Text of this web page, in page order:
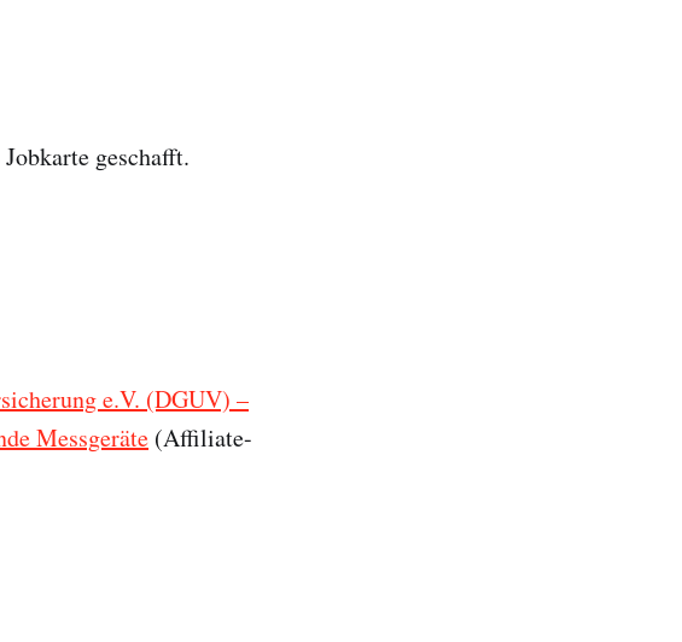
geschafft.
e.V. (DGUV) –
Messgeräte (Affiliate-